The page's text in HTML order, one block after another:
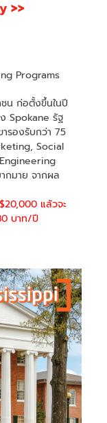
>>
Programs
ชน ก่อตั้งขึ้นในปี
Spokane รัฐ
ารองรับกว่า 75
Social
กมาย จากผล
แล้วจะ
บาท/ปี